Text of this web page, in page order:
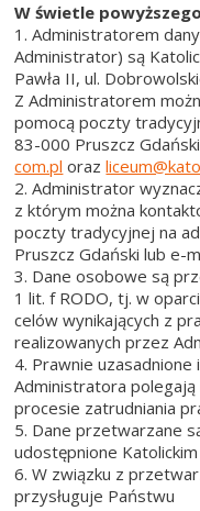
W świetle
1. Administratorem
Administrator) są
Pawła II, ul.
Z Administratorem
pomocą poczty
83-000 Pruszcz
com.pl oraz
2. Administrator
z którym można
poczty tradycyjnej na
Pruszcz Gdański lub e-
3. Dane osobowe są
1 lit. f RODO, tj. w
celów wynikających z
realizowanych przez
4. Prawnie
Administratora polegają
procesie zatrudniania
5. Dane przetwarzane
udostępnione
6. W związku z
przysługuje Państwu